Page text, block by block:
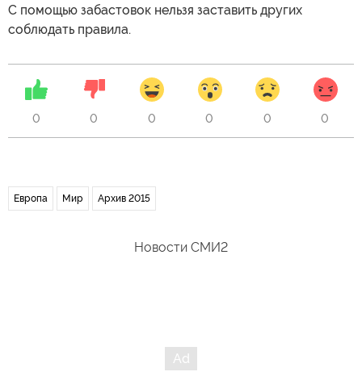
С помощью забастовок нельзя заставить других
соблюдать правила.
0 0 0 0 0 0
Европа Мир Архив 2015
Новости СМИ2